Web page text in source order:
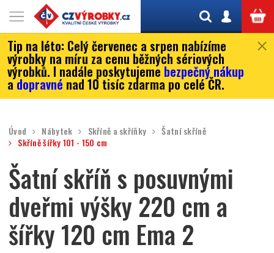
Tip na léto: Celý červenec a srpen nabízíme
výrobky na míru za cenu běžných sériových
výrobků. I nadále poskytujeme bezpečný nákup
adopravné nad 10 tisíc zdarma po celé ČR.
Úvod Nábytek Skříně a skříňky
Šatní skříně
Skříně šířky 101 - 150 cm
Šatní skříň s posuvnými
dveřmi výšky 220 cm a
šířky 120 cm Ema 2